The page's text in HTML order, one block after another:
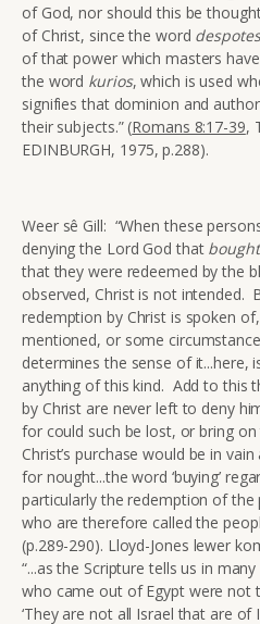
of God, nor should this be
of Christ, since the word despotes
of that power which masters
the word kurios, which is used
signifies that dominion and
their subjects.” (Romans 8:17-39,
EDINBURGH, 1975, p.288).
Weer sê Gill: “When these
denying the Lord God that bought
that they were redeemed by the
observed, Christ is not intended.
redemption by Christ is spoken
mentioned, or some
determines the sense of it...here,
anything of this kind. Add to this
by Christ are never left to deny
for could such be lost, or bring
Christ’s purchase would be in
for nought...the word ‘buying’
particularly the redemption of
who are therefore called the
(p.289-290). Lloyd-Jones lewer
“...as the Scripture tells us in
who came out of Egypt were not
‘They are not all Israel that are of